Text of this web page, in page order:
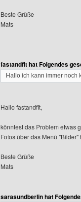
Beste Grüße
Mats
fastandfit hat Folgendes
Hallo ich kann immer noch
Hallo fastandfit,
könntest das Problem etwas
Fotos über das Menü
Beste Grüße
Mats
sarasundberlin hat